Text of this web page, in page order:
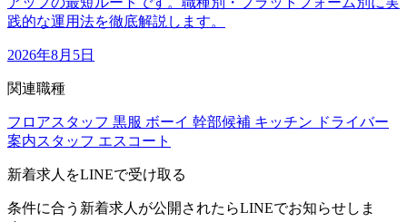
践的な運用法を徹底解説します。
2026年8月5日
関連職種
フロアスタッフ 黒服 ボーイ 幹部候補 キッチン ドライバー
案内スタッフ エスコート
新着求人をLINEで受け取る
条件に合う新着求人が公開されたらLINEでお知らせしま